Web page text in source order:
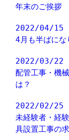
年末のご挨拶
2022/04/15
4月も半ばにな
2022/03/22
配管工事・機
は？
2022/02/25
未経験者・経
具設置工事の求